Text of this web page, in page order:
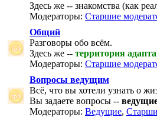
Здесь же -- знакомства (как
Модераторы: Старшие
Общий
Разговоры обо всём.
Здесь же -- территория
Модераторы: Старшие
Вопросы ведущим
Всё, что вы хотели узнать о
Вы задаете вопросы --
Модераторы: Ведущие,